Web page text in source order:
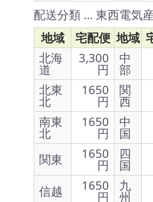
配送分類 … 東西電気
地域
宅配便 地域
北海
道
3,300
円
中
部
北東
北
1650
円
関
西
南東
北
1650
円
中
国
関東
1650
円
四
国
信越
1650
円
九
州